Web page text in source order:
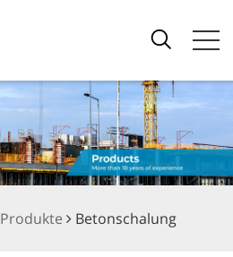
Produkte Betonschalung